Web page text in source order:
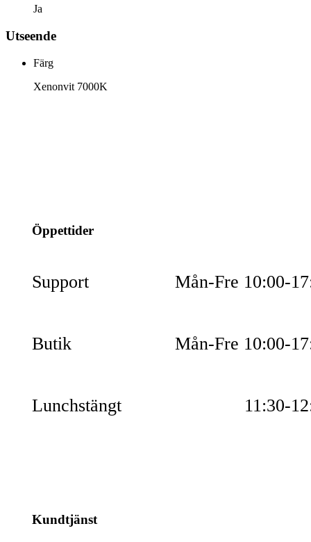
Ja
Utseende
Färg
Xenonvit 7000K
Öppettider
Support Mån-Fre 10:00-
Butik Mån-Fre 10:00-
Lunchstängt 11:30-
Kundtjänst